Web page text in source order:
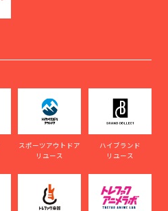
スポーツアウトドア
リユース
ハイブランド
リユース